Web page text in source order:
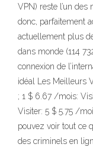
VPN) reste l’un
donc, parfaitement
actuellement plus
dans monde (114
connexion de
idéal Les Meilleurs
; 1 $ 6.67 /mois:
Visiter: 5 $ 5.75 /
pouvez voir tout ce
des criminels en